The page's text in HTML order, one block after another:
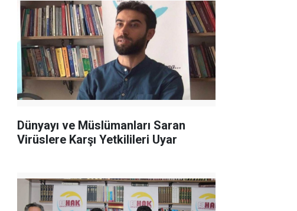
Dünyayı ve Müslümanları Saran
Virüslere Karşı Yetkilileri Uyar